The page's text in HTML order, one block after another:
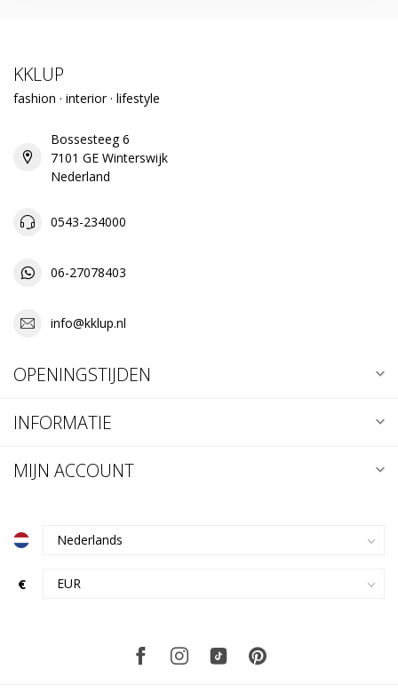
KKLUP
fashion · interior · lifestyle
Bossesteeg 6
7101 GE Winterswijk
Nederland
0543-234000
06-27078403
info@kklup.nl
OPENINGSTIJDEN
INFORMATIE
MIJN ACCOUNT
€